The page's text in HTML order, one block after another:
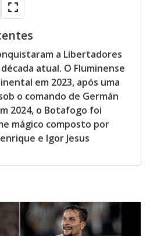
a Libertadores
atual. O Fluminense
em 2023, após uma
o comando de Germán
2024, o Botafogo foi
mágico composto por
e Igor Jesus